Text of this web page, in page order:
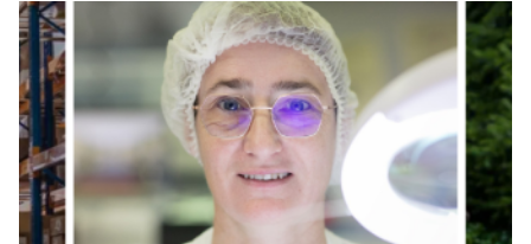
valorisation énergétique. Le groupe intègre toute […]